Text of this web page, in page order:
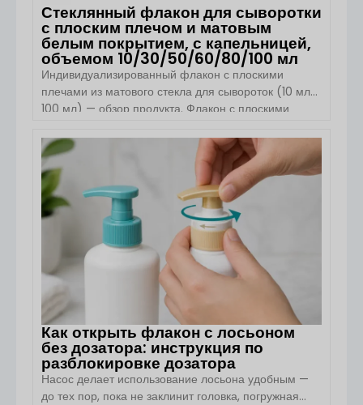
Стеклянный флакон для сыворотки
с плоским плечом и матовым
белым покрытием, с капельницей,
объемом 10/30/50/60/80/100 мл
Индивидуализированный флакон с плоскими
плечами из матового стекла для сывороток (10 мл–
100 мл) — обзор продукта. Флакон с плоскими
Packaging разработан для премиальных брендов
по уходу за кожей и косметики, которым требуется
элегантная, функциональная и
индивидуализируемая упаковка. Эта коллекция,
доступная в объёмах 10 мл, 30 мл, 50 мл, 60 мл, 80
мл и 100 мл, отличается лаконичным силуэтом с
плоскими плечами, высококачественным
косметическим стеклом, […]
ПОСМОТРЕТЬ ДЕТАЛИ
Как открыть флакон с лосьоном
без дозатора: инструкция по
разблокировке дозатора
Насос делает использование лосьона удобным —
до тех пор, пока не заклинит головка, погружная